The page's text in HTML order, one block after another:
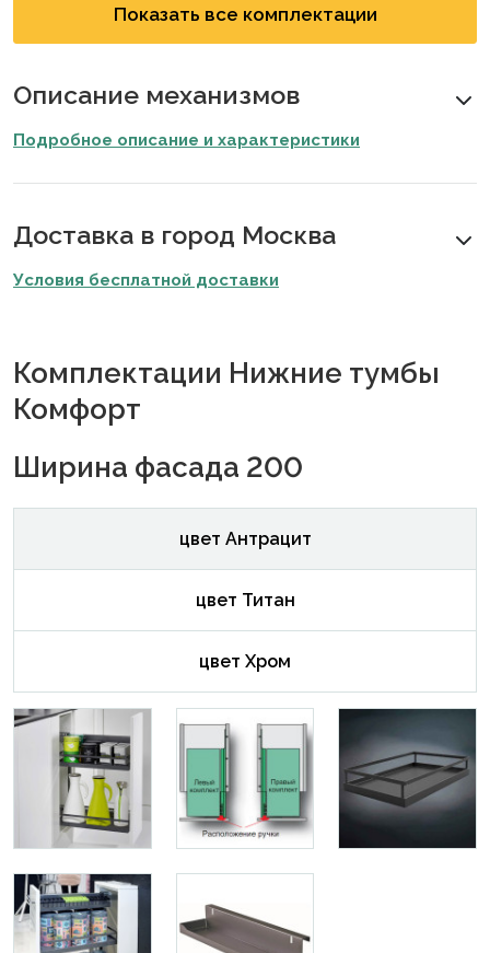
Показать все комплектации
Описание механизмов
Подробное описание и характеристики
Доставка в город Москва
Условия бесплатной доставки
Комплектации Нижние тумбы
Комфорт
Ширина фасада 200
цвет Антрацит
цвет Титан
цвет Хром